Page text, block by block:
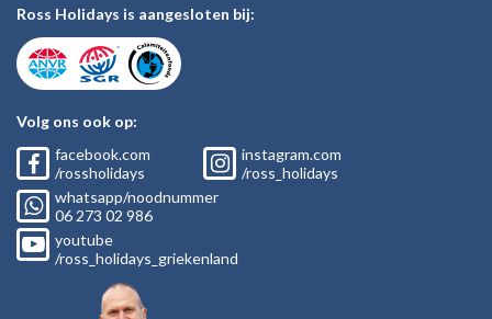
Ross Holidays is aangesloten bij:
Volg ons ook op:
facebook.com
/rossholidays
instagram.com
/ross_holidays
whatsapp/noodnummer
06 273 02 986
youtube
/ross_holidays_griekenland